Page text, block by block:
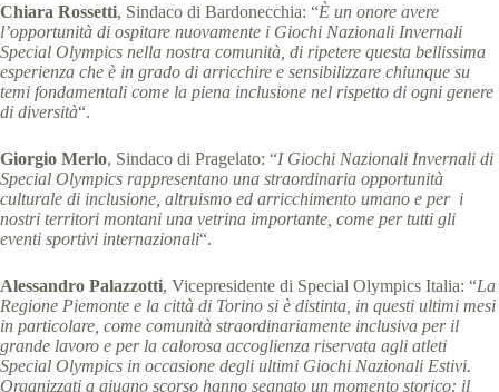
Chiara Rossetti, Sindaco di Bardonecchia: “È un onore avere
l’opportunità di ospitare nuovamente i Giochi Nazionali Invernali
Special Olympics nella nostra comunità, di ripetere questa bellissima
esperienza che è in grado di arricchire e sensibilizzare chiunque su
temi fondamentali come la piena inclusione nel rispetto di ogni genere
di diversità“.
Giorgio Merlo, Sindaco di Pragelato: “I Giochi Nazionali Invernali di
Special Olympics rappresentano una straordinaria opportunità
culturale di inclusione, altruismo ed arricchimento umano e per i
nostri territori montani una vetrina importante, come per tutti gli
eventi sportivi internazionali“.
Alessandro Palazzotti, Vicepresidente di Special Olympics Italia: “La
Regione Piemonte e la città di Torino si è distinta, in questi ultimi mesi
in particolare, come comunità straordinariamente inclusiva per il
grande lavoro e per la calorosa accoglienza riservata agli atleti
Special Olympics in occasione degli ultimi Giochi Nazionali Estivi.
Organizzati a giugno scorso hanno segnato un momento storico: il